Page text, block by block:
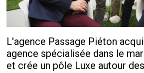
L'agence Passage Piéton
agence spécialisée dans le
et crée un pôle Luxe autour